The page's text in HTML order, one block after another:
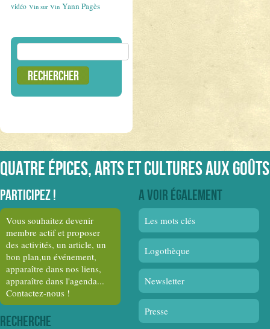
vidéo Vin sur Vin Yann Pagès
Rechercher :
Quatre épices, arts et cultures aux
Participez !
Vous souhaitez devenir
membre actif et proposer
des activités, un article, un
bon plan,un événement,
apparaître dans nos liens,
apparaître dans l'agenda...
Contactez-nous !
Recherche
A voir également
Les mots clés
Logothèque
Newsletter
Presse